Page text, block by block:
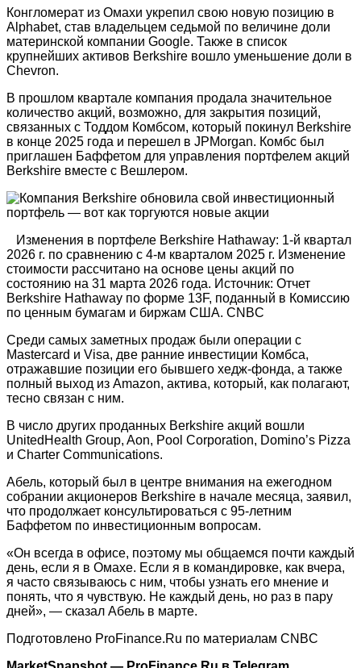
Конгломерат из Омахи укрепил свою новую позицию в
Alphabet, став владельцем седьмой по величине доли
материнской компании Google. Также в список
крупнейших активов Berkshire вошло уменьшение доли в
Chevron.
В прошлом квартале компания продала значительное
количество акций, возможно, для закрытия позиций,
связанных с Тоддом Комбсом, который покинул Berkshire
в конце 2025 года и перешел в JPMorgan. Комбс был
приглашен Баффетом для управления портфелем акций
Berkshire вместе с Вешлером.
Изменения в портфеле Berkshire Hathaway: 1-й квартал
2026 г. по сравнению с 4-м кварталом 2025 г. Изменение
стоимости рассчитано на основе цены акций по
состоянию на 31 марта 2026 года. Источник: Отчет
Berkshire Hathaway по форме 13F, поданный в Комиссию
по ценным бумагам и биржам США. CNBC
Среди самых заметных продаж были операции с
Mastercard и Visa, две ранние инвестиции Комбса,
отражавшие позиции его бывшего хедж-фонда, а также
полный выход из Amazon, актива, который, как полагают,
тесно связан с ним.
В число других проданных Berkshire акций вошли
UnitedHealth Group, Aon, Pool Corporation, Domino’s Pizza
и Charter Communications.
Абель, который был в центре внимания на ежегодном
собрании акционеров Berkshire в начале месяца, заявил,
что продолжает консультироваться с 95-летним
Баффетом по инвестиционным вопросам.
«Он всегда в офисе, поэтому мы общаемся почти каждый
день, если я в Омахе. Если я в командировке, как вчера,
я часто связываюсь с ним, чтобы узнать его мнение и
понять, что я чувствую. Не каждый день, но раз в пару
дней», — сказал Абель в марте.
Подготовлено ProFinance.Ru по материалам CNBC